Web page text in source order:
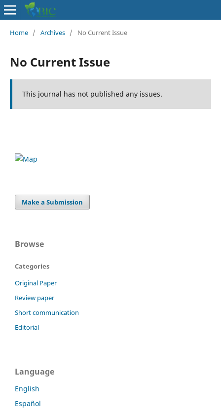
Home / Archives / No Current Issue
No Current Issue
This journal has not published any issues.
Make a Submission
Browse
Categories
Original Paper
Review paper
Short communication
Editorial
Language
English
Español